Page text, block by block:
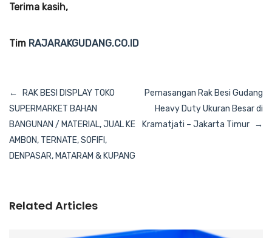
Terima kasih,
Tim RAJARAKGUDANG.CO.ID
Navigasi
pos
RAK BESI DISPLAY TOKO
SUPERMARKET BAHAN
BANGUNAN / MATERIAL, JUAL KE
AMBON, TERNATE, SOFIFI,
DENPASAR, MATARAM & KUPANG
Pemasangan Rak Besi Gudang
Heavy Duty Ukuran Besar di
Kramatjati – Jakarta Timur
Related Articles